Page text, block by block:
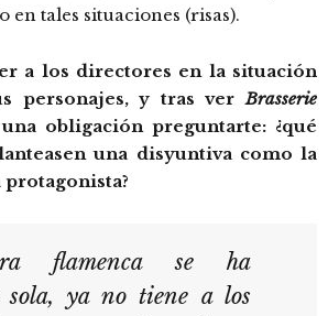
en tales situaciones (risas).
a los directores en la situación
personajes, y tras verBrasserie
obligación preguntarte: ¿qué
una disyuntiva como la
protagonista?
flamenca se ha
sola, ya no tiene a los